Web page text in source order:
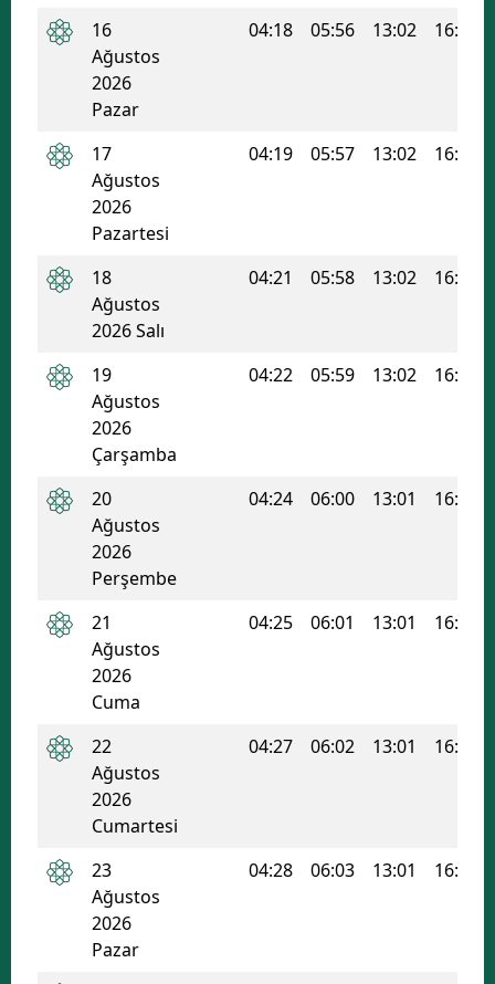
Malatya
Mardin
Sinop
Tokat
16
Ağustos
2026
Pazar
04:18 05:56 13:02 16:51
17
Ağustos
2026
Pazartesi
04:19 05:57 13:02 16:51
18
Ağustos
2026 Salı
04:21 05:58 13:02 16:50
19
Ağustos
2026
Çarşamba
04:22 05:59 13:02 16:49
20
Ağustos
2026
Perşembe
04:24 06:00 13:01 16:49
21
Ağustos
2026
Cuma
04:25 06:01 13:01 16:48
22
Ağustos
2026
Cumartesi
04:27 06:02 13:01 16:47
23
Ağustos
2026
Pazar
04:28 06:03 13:01 16:46